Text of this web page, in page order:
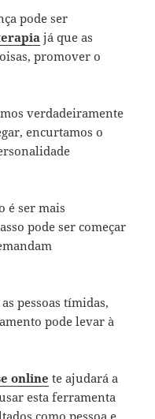
pode ser
já que as
promover o
verdadeiramente
encurtamos o
é ser mais
pode ser começar
pessoas tímidas,
pode levar à
online te ajudará a
esta ferramenta
como pessoa e